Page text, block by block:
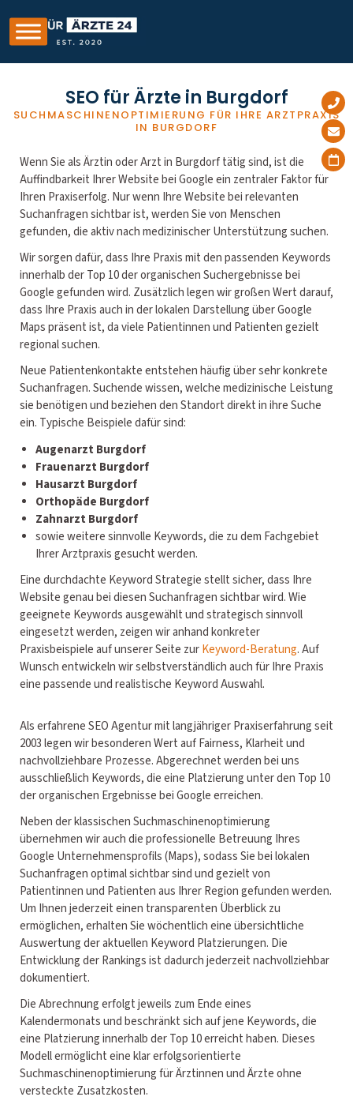
SEO für Ärzte in Burgdorf
SUCHMASCHINENOPTIMIERUNG FÜR IHRE ARZTPRAXIS
IN BURGDORF
Wenn Sie als Ärztin oder Arzt in Burgdorf tätig sind, ist die
Auffindbarkeit Ihrer Website bei Google ein zentraler Faktor für
Ihren Praxiserfolg. Nur wenn Ihre Website bei relevanten
Suchanfragen sichtbar ist, werden Sie von Menschen
gefunden, die aktiv nach medizinischer Unterstützung suchen.
Wir sorgen dafür, dass Ihre Praxis mit den passenden Keywords
innerhalb der Top 10 der organischen Suchergebnisse bei
Google gefunden wird. Zusätzlich legen wir großen Wert darauf,
dass Ihre Praxis auch in der lokalen Darstellung über Google
Maps präsent ist, da viele Patientinnen und Patienten gezielt
regional suchen.
Neue Patientenkontakte entstehen häufig über sehr konkrete
Suchanfragen. Suchende wissen, welche medizinische Leistung
sie benötigen und beziehen den Standort direkt in ihre Suche
ein. Typische Beispiele dafür sind:
Augenarzt Burgdorf
Frauenarzt Burgdorf
Hausarzt Burgdorf
Orthopäde Burgdorf
Zahnarzt Burgdorf
sowie weitere sinnvolle Keywords, die zu dem Fachgebiet
Ihrer Arztpraxis gesucht werden.
Eine durchdachte Keyword Strategie stellt sicher, dass Ihre
Website genau bei diesen Suchanfragen sichtbar wird. Wie
geeignete Keywords ausgewählt und strategisch sinnvoll
eingesetzt werden, zeigen wir anhand konkreter
Praxisbeispiele auf unserer Seite zurKeyword-Beratung. Auf
Wunsch entwickeln wir selbstverständlich auch für Ihre Praxis
eine passende und realistische Keyword Auswahl.
Als erfahrene SEO Agentur mit langjähriger Praxiserfahrung seit
2003 legen wir besonderen Wert auf Fairness, Klarheit und
nachvollziehbare Prozesse. Abgerechnet werden bei uns
ausschließlich Keywords, die eine Platzierung unter den Top 10
der organischen Ergebnisse bei Google erreichen.
Neben der klassischen Suchmaschinenoptimierung
übernehmen wir auch die professionelle Betreuung Ihres
Google Unternehmensprofils (Maps), sodass Sie bei lokalen
Suchanfragen optimal sichtbar sind und gezielt von
Patientinnen und Patienten aus Ihrer Region gefunden werden.
Um Ihnen jederzeit einen transparenten Überblick zu
ermöglichen, erhalten Sie wöchentlich eine übersichtliche
Auswertung der aktuellen Keyword Platzierungen. Die
Entwicklung der Rankings ist dadurch jederzeit nachvollziehbar
dokumentiert.
Die Abrechnung erfolgt jeweils zum Ende eines
Kalendermonats und beschränkt sich auf jene Keywords, die
eine Platzierung innerhalb der Top 10 erreicht haben. Dieses
Modell ermöglicht eine klar erfolgsorientierte
Suchmaschinenoptimierung für Ärztinnen und Ärzte ohne
versteckte Zusatzkosten.